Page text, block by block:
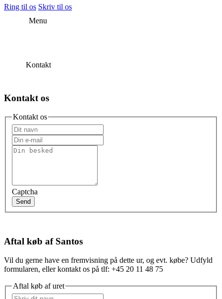
Ring til os Skriv til os
Menu
Kontakt
Kontakt os
Kontakt os
Captcha
Send
Aftal køb af Santos
Vil du gerne have en fremvisning på dette ur, og evt. købe? Udfyld
formularen, eller kontakt os på tlf: +45 20 11 48 75
Aftal køb af uret